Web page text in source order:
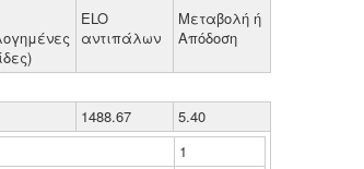
ELO
αντιπάλων
Μεταβολή ή
Απόδοση
1488.67
5.40
1